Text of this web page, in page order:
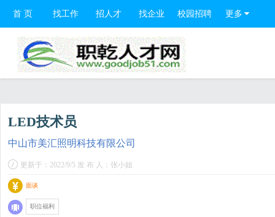
首 页 找工作 招人才 找企业 校园招聘 更多
LED技术员
中山市美汇照明科技有限公司
更新于：2022/9/5 发 布 人：张小姐
面谈
职位福利